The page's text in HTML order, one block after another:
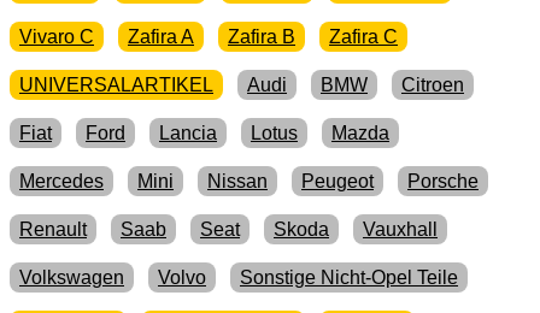
Vivaro C Zafira A Zafira B Zafira C
UNIVERSALARTIKEL Audi BMW Citroen
Fiat Ford Lancia Lotus Mazda
Mercedes Mini Nissan Peugeot Porsche
Renault Saab Seat Skoda Vauxhall
Volkswagen Volvo Sonstige Nicht-Opel Teile